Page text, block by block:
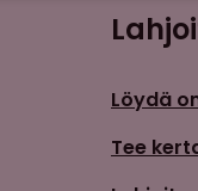
Löydä
Tee